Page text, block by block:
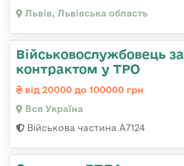
Львів, Львівська область
Військовослужбовець за
контрактом у ТРО
від 20000 до 100000 грн
Вся Україна
Військова частина А7124